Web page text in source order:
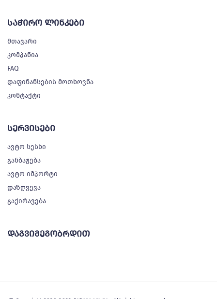
საჭირო ლინკები
მთავარი
კომპანია
FAQ
დაფინანსების მოთხოვნა
კონტაქტი
სერვისები
ავტო სესხი
განბაჟება
ავტო იმპორტი
დაზღვევა
გაქირავება
დაგვიმეგობრდით